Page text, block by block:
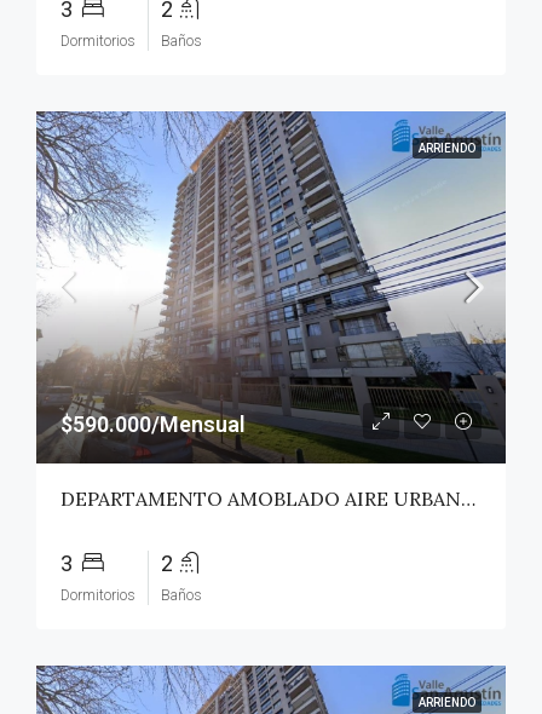
3
Dormitorios
2
Baños
ARRIENDO
$590.000/Mensual
DEPARTAMENTO AMOBLADO AIRE URBANO (PAZ) – TALCA
3
Dormitorios
2
Baños
ARRIENDO